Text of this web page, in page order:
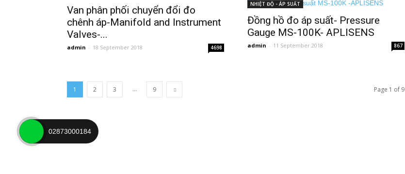
Van phân phối chuyển đổi đo
chênh áp-Manifold and Instrument
Valves-...
admin - 18 September 2018 4698
NHIỆT ĐỘ - ÁP SUẤT
Đồng hồ đo áp suất- Pressure
Gauge MS-100K- APLISENS
admin - 11 September 2018 867
1 2 3 ... 9 Page 1 of 9
02873000184